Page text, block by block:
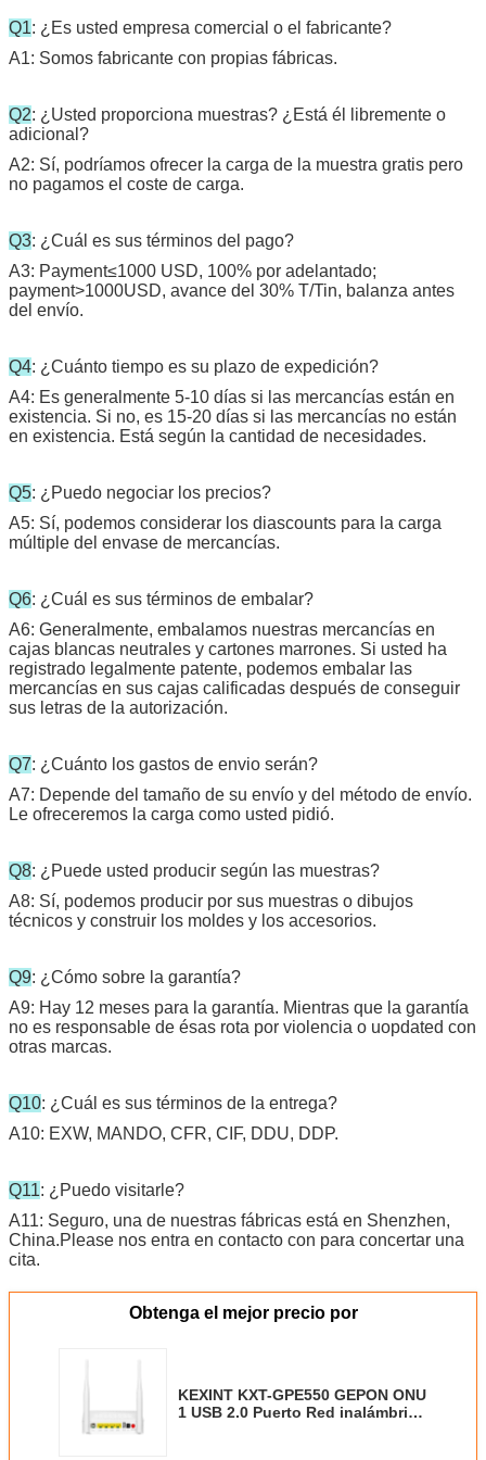
Q1: ¿Es usted empresa comercial o el fabricante?
A1: Somos fabricante con propias fábricas.
Q2: ¿Usted proporciona muestras? ¿Está él libremente o
adicional?
A2: Sí, podríamos ofrecer la carga de la muestra gratis pero
no pagamos el coste de carga.
Q3: ¿Cuál es sus términos del pago?
A3: Payment≤1000 USD, 100% por adelantado;
payment>1000USD, avance del 30% T/Tin, balanza antes
del envío.
Q4: ¿Cuánto tiempo es su plazo de expedición?
A4: Es generalmente 5-10 días si las mercancías están en
existencia. Si no, es 15-20 días si las mercancías no están
en existencia. Está según la cantidad de necesidades.
Q5: ¿Puedo negociar los precios?
A5: Sí, podemos considerar los diascounts para la carga
múltiple del envase de mercancías.
Q6: ¿Cuál es sus términos de embalar?
A6: Generalmente, embalamos nuestras mercancías en
cajas blancas neutrales y cartones marrones. Si usted ha
registrado legalmente patente, podemos embalar las
mercancías en sus cajas calificadas después de conseguir
sus letras de la autorización.
Q7: ¿Cuánto los gastos de envio serán?
A7: Depende del tamaño de su envío y del método de envío.
Le ofreceremos la carga como usted pidió.
Q8: ¿Puede usted producir según las muestras?
A8: Sí, podemos producir por sus muestras o dibujos
técnicos y construir los moldes y los accesorios.
Q9: ¿Cómo sobre la garantía?
A9: Hay 12 meses para la garantía. Mientras que la garantía
no es responsable de ésas rota por violencia o uopdated con
otras marcas.
Q10: ¿Cuál es sus términos de la entrega?
A10: EXW, MANDO, CFR, CIF, DDU, DDP.
Q11: ¿Puedo visitarle?
A11: Seguro, una de nuestras fábricas está en Shenzhen,
China.Please nos entra en contacto con para concertar una
cita.
Obtenga el mejor precio por
KEXINT KXT-GPE550 GEPON ONU
1 USB 2.0 Puerto Red inalámbrica